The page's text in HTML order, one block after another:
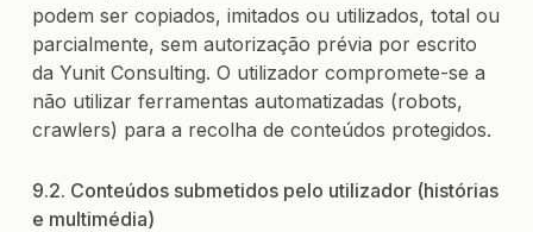
podem ser copiados, imitados ou utilizados, total ou
parcialmente, sem autorização prévia por escrito
da Yunit Consulting. O utilizador compromete-se a
não utilizar ferramentas automatizadas (robots,
crawlers) para a recolha de conteúdos protegidos.
9.2. Conteúdos submetidos pelo utilizador (histórias
e multimédia)